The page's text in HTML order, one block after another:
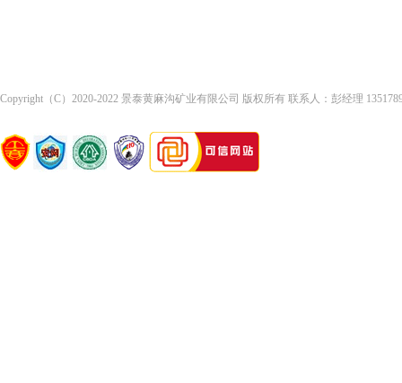
Copyright（C）2020-2022 景泰黄麻沟矿业有限公司 版权所有 联系人：彭经理